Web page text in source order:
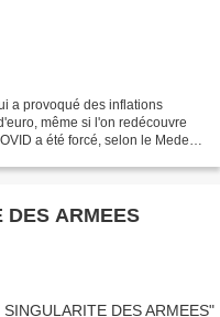
a provoqué des inflations
même si l'on redécouvre
a été forcé, selon le Medef,
DES ARMEES